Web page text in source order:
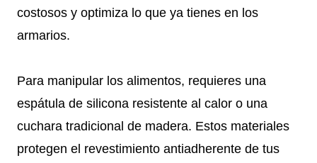
costosos y optimiza lo que ya tienes en los
armarios.
Para manipular los alimentos, requieres una
espátula de silicona resistente al calor o una
cuchara tradicional de madera. Estos materiales
protegen el revestimiento antiadherente de tus